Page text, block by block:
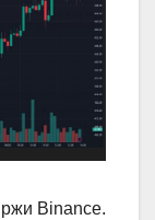
Binance.